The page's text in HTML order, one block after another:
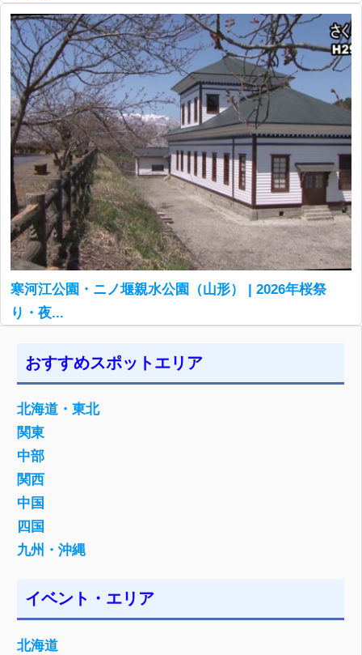
寒河江公園・ニノ堰親水公園（山形） | 2026年桜祭
り・夜...
おすすめスポットエリア
北海道・東北
関東
中部
関西
中国
四国
九州・沖縄
イベント・エリア
北海道